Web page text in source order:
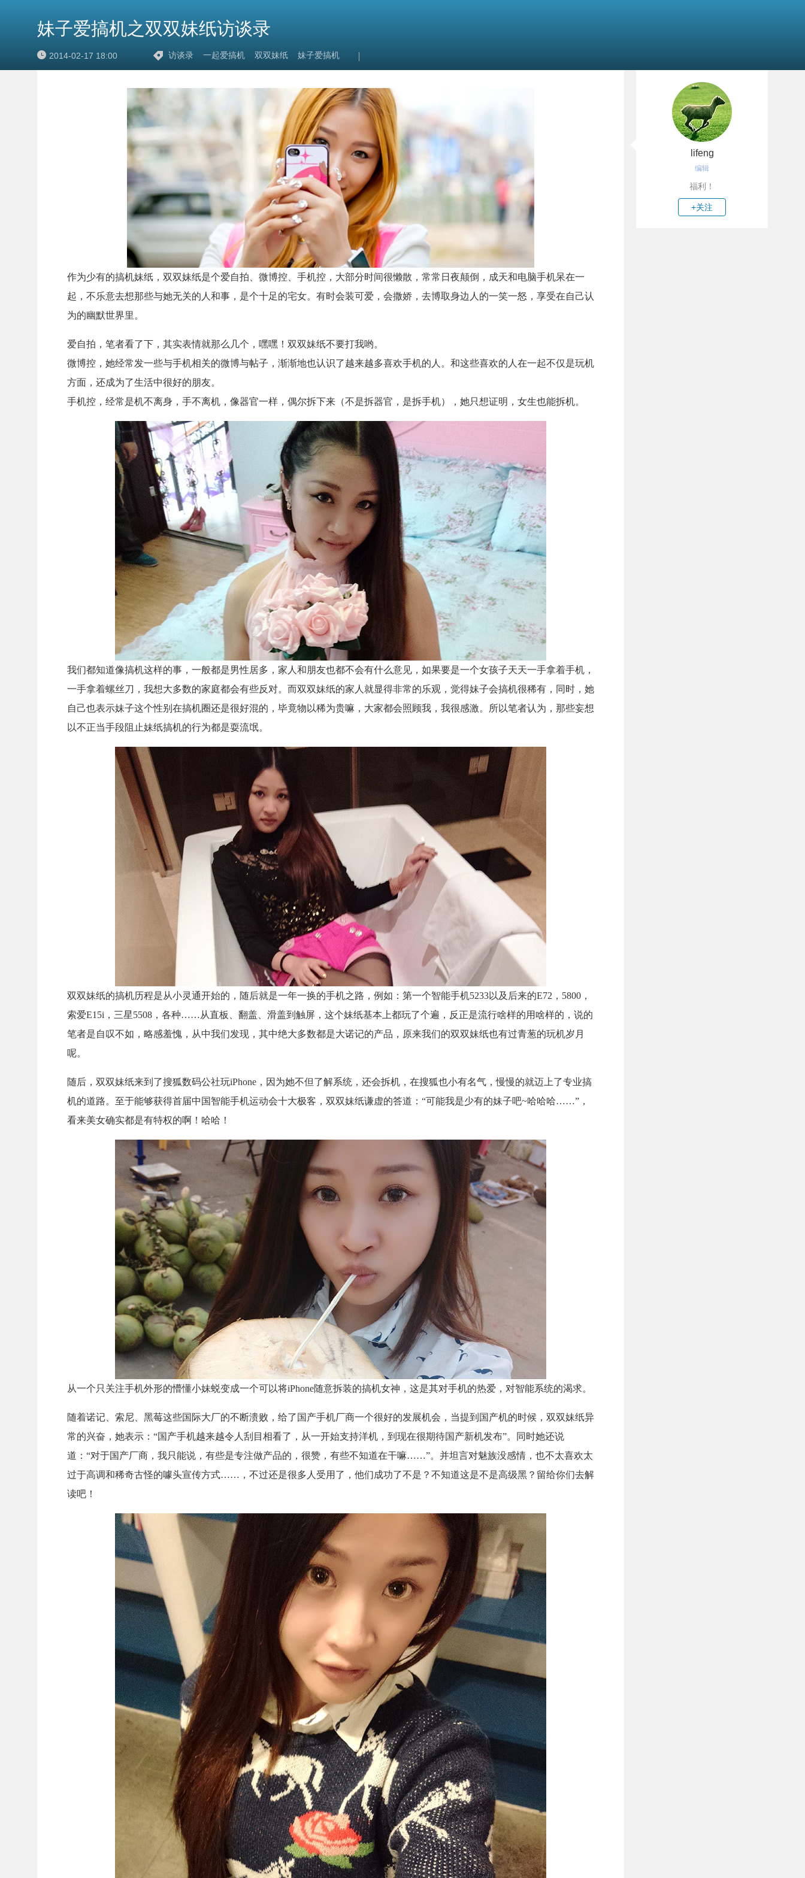
妹子爱搞机之双双妹纸访谈录
2014-02-17 18:00 访谈录 一起爱搞机 双双妹纸 妹子爱搞机
作为少有的搞机妹纸，双双妹纸是个爱自拍、微博控、手机控，大部分时间很懒散，常常日夜颠倒，成天和电脑手机呆在一
起，不乐意去想那些与她无关的人和事，是个十足的宅女。有时会装可爱，会撒娇，去博取身边人的一笑一怒，享受在自己认
为的幽默世界里。
爱自拍，笔者看了下，其实表情就那么几个，嘿嘿！双双妹纸不要打我哟。
微博控，她经常发一些与手机相关的微博与帖子，渐渐地也认识了越来越多喜欢手机的人。和这些喜欢的人在一起不仅是玩机
方面，还成为了生活中很好的朋友。
手机控，经常是机不离身，手不离机，像器官一样，偶尔拆下来（不是拆器官，是拆手机），她只想证明，女生也能拆机。
我们都知道像搞机这样的事，一般都是男性居多，家人和朋友也都不会有什么意见，如果要是一个女孩子天天一手拿着手机，
一手拿着螺丝刀，我想大多数的家庭都会有些反对。而双双妹纸的家人就显得非常的乐观，觉得妹子会搞机很稀有，同时，她
自己也表示妹子这个性别在搞机圈还是很好混的，毕竟物以稀为贵嘛，大家都会照顾我，我很感激。所以笔者认为，那些妄想
以不正当手段阻止妹纸搞机的行为都是耍流氓。
双双妹纸的搞机历程是从小灵通开始的，随后就是一年一换的手机之路，例如：第一个智能手机5233以及后来的E72，5800，
索爱E15i，三星5508，各种……从直板、翻盖、滑盖到触屏，这个妹纸基本上都玩了个遍，反正是流行啥样的用啥样的，说的
笔者是自叹不如，略感羞愧，从中我们发现，其中绝大多数都是大诺记的产品，原来我们的双双妹纸也有过青葱的玩机岁月
呢。
随后，双双妹纸来到了搜狐数码公社玩iPhone，因为她不但了解系统，还会拆机，在搜狐也小有名气，慢慢的就迈上了专业搞
机的道路。至于能够获得首届中国智能手机运动会十大极客，双双妹纸谦虚的答道：“可能我是少有的妹子吧~哈哈哈……”，
看来美女确实都是有特权的啊！哈哈！
从一个只关注手机外形的懵懂小妹蜕变成一个可以将iPhone随意拆装的搞机女神，这是其对手机的热爱，对智能系统的渴求。
随着诺记、索尼、黑莓这些国际大厂的不断溃败，给了国产手机厂商一个很好的发展机会，当提到国产机的时候，双双妹纸异
常的兴奋，她表示：“国产手机越来越令人刮目相看了，从一开始支持洋机，到现在很期待国产新机发布”。同时她还说
道：“对于国产厂商，我只能说，有些是专注做产品的，很赞，有些不知道在干嘛……”。并坦言对魅族没感情，也不太喜欢太
过于高调和稀奇古怪的噱头宣传方式……，不过还是很多人受用了，他们成功了不是？不知道这是不是高级黑？留给你们去解
读吧！
lifeng
编辑
福利！
+关注